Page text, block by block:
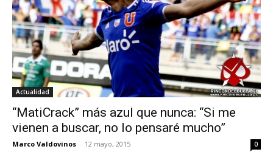
Actualidad
“MatiCrack” más azul que nunca: “Si me
vienen a buscar, no lo pensaré mucho”
Marco Valdovinos - 12 mayo, 2015 0